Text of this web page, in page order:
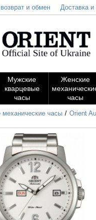
и обмен Доставка и
Мужские
кварцевые
часы
Женские
часы
механические часы Orient